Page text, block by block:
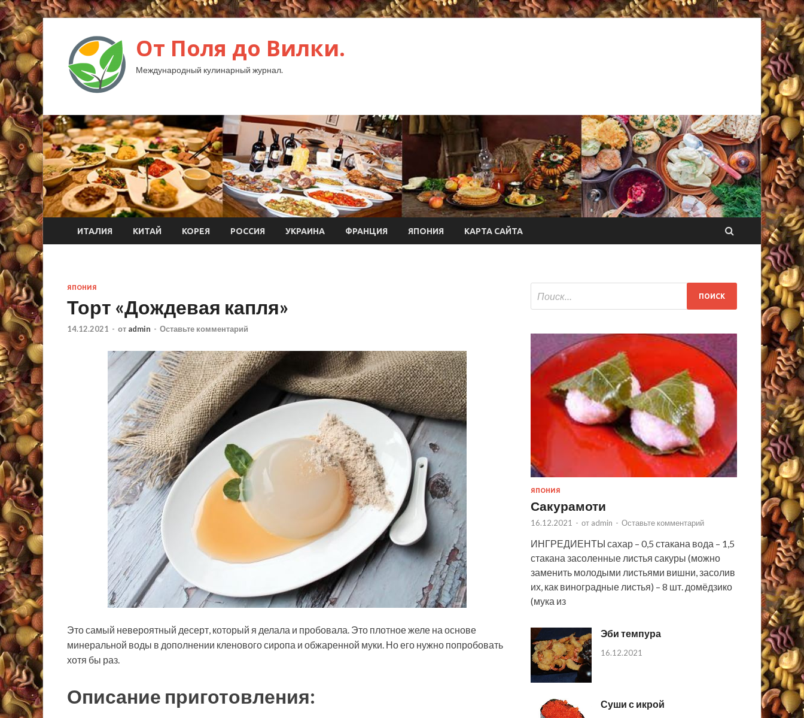
От Поля до Вилки.
Международный кулинарный журнал.
ИТАЛИЯ КИТАЙ КОРЕЯ РОССИЯ УКРАИНА ФРАНЦИЯ ЯПОНИЯ КАРТА САЙТА
ЯПОНИЯ
Торт «Дождевая капля»
14.12.2021 - от admin - Оставьте комментарий
Это самый невероятный десерт, который я делала и пробовала. Это плотное желе на основе
минеральной воды в дополнении кленового сиропа и обжаренной муки. Но его нужно попробовать
хотя бы раз.
Описание приготовления:
ЯПОНИЯ
Сакурамоти
16.12.2021 - от admin - Оставьте комментарий
ИНГРЕДИЕНТЫ сахар – 0,5 стакана вода – 1,5
стакана засоленные листья сакуры (можно
заменить молодыми листьями вишни, засолив
их, как виноградные листья) – 8 шт. домёдзико
(мука из
Эби темпура
16.12.2021
Суши с икрой